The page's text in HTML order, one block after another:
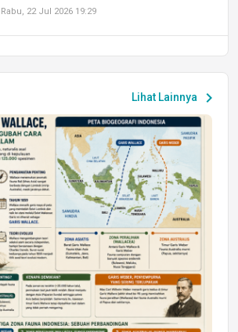
Rabu, 22 Jul 2026 19:29
Peluang Kerja dan Magang
Jumat, 17 Jul 2026 22:30
DAERAH
Astra Motor Kalimantan Timur 2 Dukung
Mahasiswa Samarinda dalam Astra
Honda SDGs Future Leaders 2026
Jumat, 10 Jul 2026 19:01
Lihat Lainnya chevron_right